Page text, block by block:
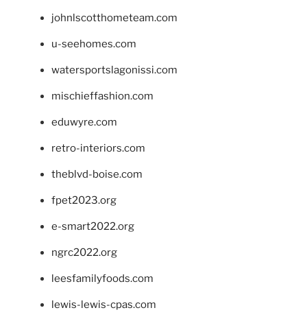
johnlscotthometeam.com
u-seehomes.com
watersportslagonissi.com
mischieffashion.com
eduwyre.com
retro-interiors.com
theblvd-boise.com
fpet2023.org
e-smart2022.org
ngrc2022.org
leesfamilyfoods.com
lewis-lewis-cpas.com